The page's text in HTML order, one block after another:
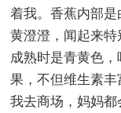
着我。香蕉内部
黄澄澄，闻起来
成熟时是青黄色
果，不但维生素
我去商场，妈妈